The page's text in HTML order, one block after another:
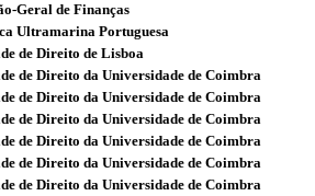
Geral de Finanças
Ultramarina Portuguesa
de Direito de Lisboa
de Direito da Universidade de Coimbra
de Direito da Universidade de Coimbra
de Direito da Universidade de Coimbra
de Direito da Universidade de Coimbra
de Direito da Universidade de Coimbra
de Direito da Universidade de Coimbra